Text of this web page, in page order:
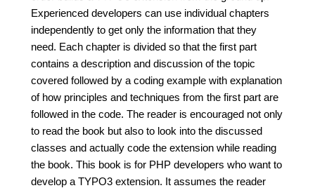
Experienced developers can use individual chapters
independently to get only the information that they
need. Each chapter is divided so that the first part
contains a description and discussion of the topic
covered followed by a coding example with explanation
of how principles and techniques from the first part are
followed in the code. The reader is encouraged not only
to read the book but also to look into the discussed
classes and actually code the extension while reading
the book. This book is for PHP developers who want to
develop a TYPO3 extension. It assumes the reader